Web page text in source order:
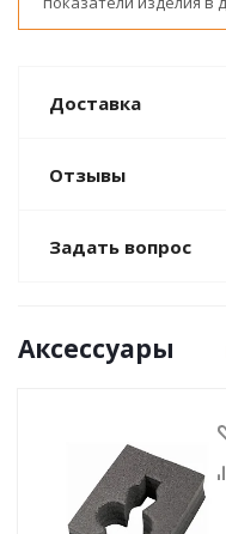
Доставка
Отзывы
Задать вопрос
Аксессуары